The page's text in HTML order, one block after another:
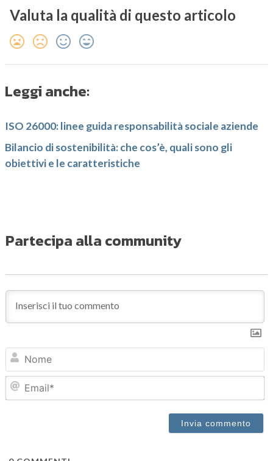
Valuta la qualità di questo articolo
Leggi anche:
ISO 26000: linee guida responsabilità sociale aziende
Bilancio di sostenibilità: che cos’è, quali sono gli
obiettivi e le caratteristiche
Partecipa alla community